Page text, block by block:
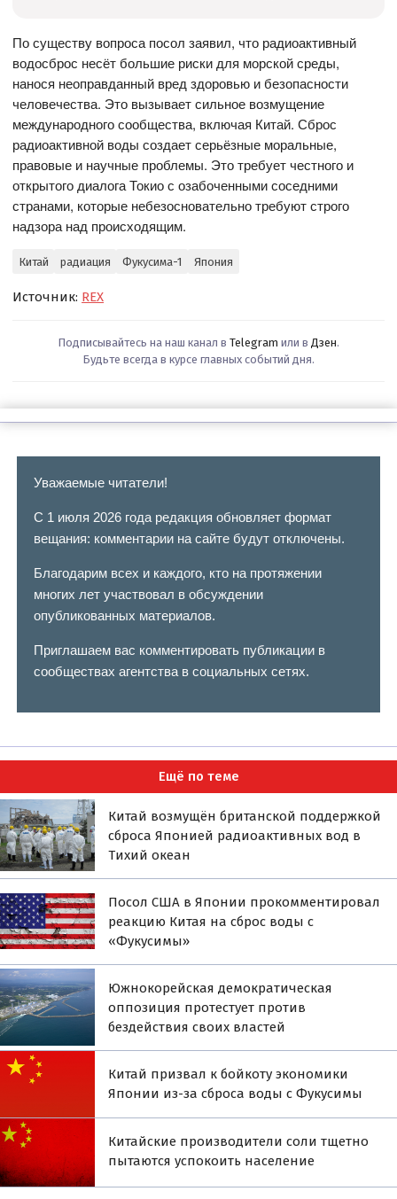
По существу вопроса посол заявил, что радиоактивный
водосброс несёт большие риски для морской среды,
нанося неоправданный вред здоровью и безопасности
человечества. Это вызывает сильное возмущение
международного сообщества, включая Китай. Сброс
радиоактивной воды создает серьёзные моральные,
правовые и научные проблемы. Это требует честного и
открытого диалога Токио с озабоченными соседними
странами, которые небезосновательно требуют строго
надзора над происходящим.
Китай радиация Фукусима-1 Япония
Источник: REX
Подписывайтесь на наш канал в Telegram или в Дзен.
Будьте всегда в курсе главных событий дня.
Уважаемые читатели!
С 1 июля 2026 года редакция обновляет формат
вещания: комментарии на сайте будут отключены.
Благодарим всех и каждого, кто на протяжении
многих лет участвовал в обсуждении
опубликованных материалов.
Приглашаем вас комментировать публикации в
сообществах агентства в социальных сетях.
Ещё по теме
Китай возмущён британской поддержкой
сброса Японией радиоактивных вод в
Тихий океан
Посол США в Японии прокомментировал
реакцию Китая на сброс воды с
«Фукусимы»
Южнокорейская демократическая
оппозиция протестует против
бездействия своих властей
Китай призвал к бойкоту экономики
Японии из-за сброса воды с Фукусимы
Китайские производители соли тщетно
пытаются успокоить население